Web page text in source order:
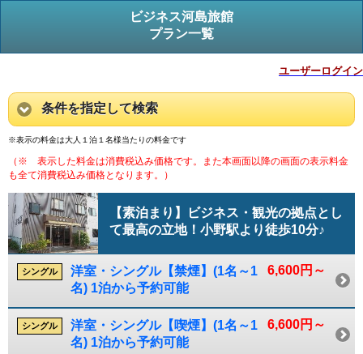
ビジネス河島旅館
プラン一覧
ユーザーログイン
条件を指定して検索
※表示の料金は大人１泊１名様当たりの料金です
（※ 表示した料金は消費税込み価格です。また本画面以降の画面の表示料金
も全て消費税込み価格となります。）
【素泊まり】ビジネス・観光の拠点とし
て最高の立地！小野駅より徒歩10分♪
6,600円～
シングル
洋室・シングル【禁煙】(1名～1
名) 1泊から予約可能
6,600円～
シングル
洋室・シングル【喫煙】(1名～1
名) 1泊から予約可能